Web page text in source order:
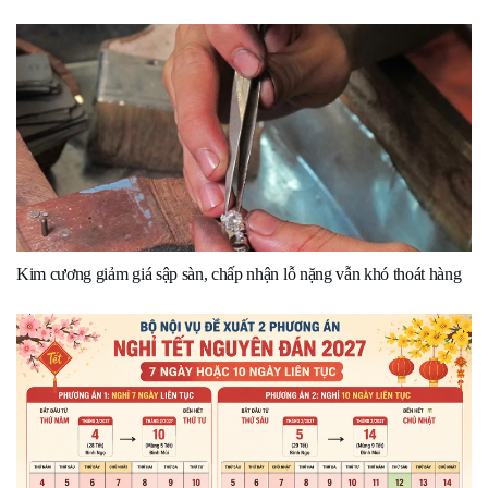
Kim cương giảm giá sập sàn, chấp nhận lỗ nặng vẫn khó thoát hàng